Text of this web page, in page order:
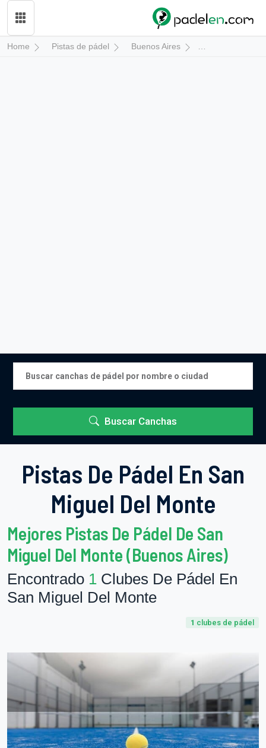
Home Pistas de pádel Buenos Aires San Miguel del
Buscar Canchas
Pistas De Pádel En San
Miguel Del Monte
Mejores Pistas De Pádel De San
Miguel Del Monte (Buenos Aires)
Encontrado 1 Clubes De Pádel En
San Miguel Del Monte
1 clubes de pádel